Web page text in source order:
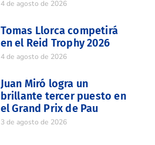
4 de agosto de 2026
Tomas Llorca competirá
en el Reid Trophy 2026
4 de agosto de 2026
Juan Miró logra un
brillante tercer puesto en
el Grand Prix de Pau
3 de agosto de 2026